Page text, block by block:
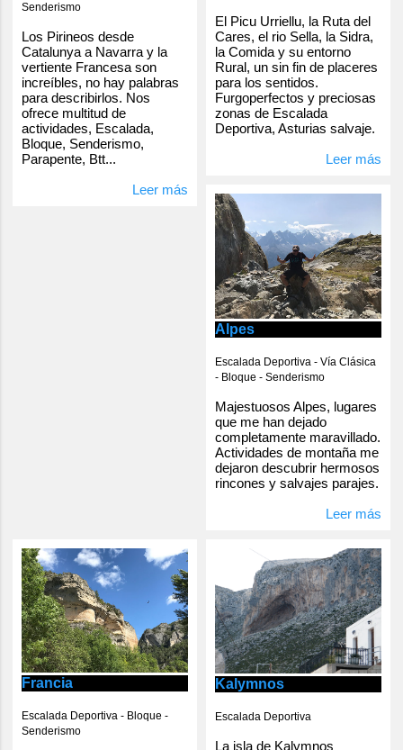
Senderismo
Los Pirineos desde
Catalunya a Navarra y la
vertiente Francesa son
increíbles, no hay palabras
para describirlos. Nos
ofrece multitud de
actividades, Escalada,
Bloque, Senderismo,
Parapente, Btt...
Leer más
El Picu Urriellu, la Ruta del
Cares, el rio Sella, la Sidra,
la Comida y su entorno
Rural, un sin fin de placeres
para los sentidos.
Furgoperfectos y preciosas
zonas de Escalada
Deportiva, Asturias salvaje.
Leer más
Alpes
Escalada Deportiva - Vía Clásica
- Bloque - Senderismo
Majestuosos Alpes, lugares
que me han dejado
completamente maravillado.
Actividades de montaña me
dejaron descubrir hermosos
rincones y salvajes parajes.
Leer más
Francia
Escalada Deportiva - Bloque -
Senderismo
Kalymnos
Escalada Deportiva
La isla de Kalymnos